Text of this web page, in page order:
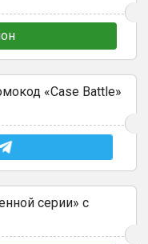
«Case Battle»
серии» с